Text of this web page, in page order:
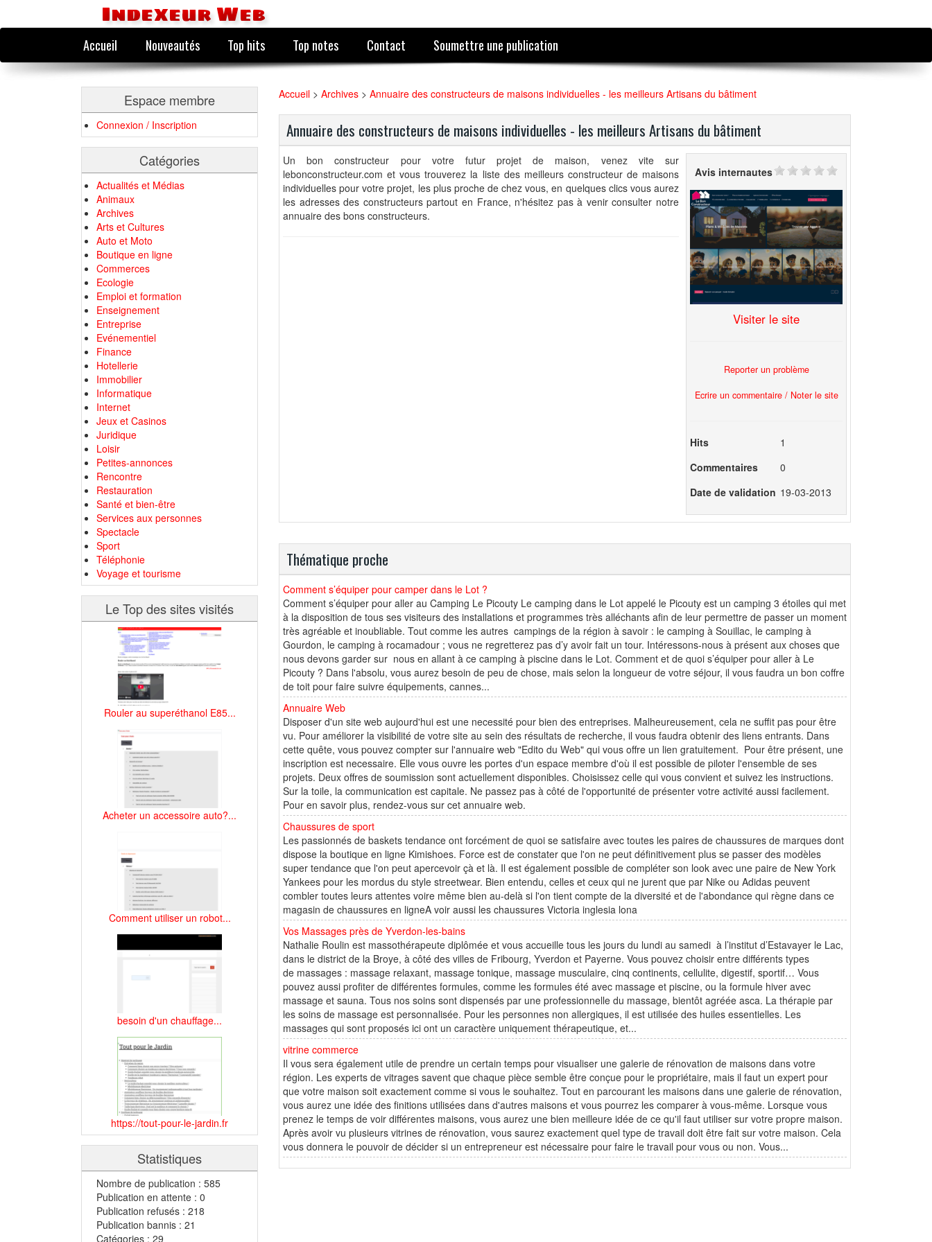
Indexeur Web
Accueil Nouveautés Top hits Top notes Contact Soumettre une publication
Espace membre
Connexion / Inscription
Catégories
Actualités et Médias
Animaux
Archives
Arts et Cultures
Auto et Moto
Boutique en ligne
Commerces
Ecologie
Emploi et formation
Enseignement
Entreprise
Evénementiel
Finance
Hotellerie
Immobilier
Informatique
Internet
Jeux et Casinos
Juridique
Loisir
Petites-annonces
Rencontre
Restauration
Santé et bien-être
Services aux personnes
Spectacle
Sport
Téléphonie
Voyage et tourisme
Le Top des sites visités
Rouler au superéthanol E85...
Acheter un accessoire auto?...
Comment utiliser un robot...
besoin d'un chauffage...
https://tout-pour-le-jardin.fr
Statistiques
Nombre de publication : 585
Publication en attente : 0
Publication refusés : 218
Publication bannis : 21
Catégories : 29
Accueil > Archives > Annuaire des constructeurs de maisons individuelles - les meilleurs Artisans du bâtiment
Annuaire des constructeurs de maisons individuelles - les meilleurs Artisans du bâtiment
Un bon constructeur pour votre futur projet de maison, venez vite sur
lebonconstructeur.com et vous trouverez la liste des meilleurs constructeur de maisons
individuelles pour votre projet, les plus proche de chez vous, en quelques clics vous aurez
les adresses des constructeurs partout en France, n'hésitez pas à venir consulter notre
annuaire des bons constructeurs.
Avis internautes
Visiter le site
Reporter un problème
Ecrire un commentaire / Noter le site
Hits
1
Commentaires
0
Date de validation 19-03-2013
Thématique proche
Comment s’équiper pour camper dans le Lot ?
Comment s’équiper pour aller au Camping Le Picouty Le camping dans le Lot appelé le Picouty est un camping 3 étoiles qui met
à la disposition de tous ses visiteurs des installations et programmes très alléchants afin de leur permettre de passer un moment
très agréable et inoubliable. Tout comme les autres campings de la région à savoir : le camping à Souillac, le camping à
Gourdon, le camping à rocamadour ; vous ne regretterez pas d’y avoir fait un tour. Intéressons-nous à présent aux choses que
nous devons garder sur nous en allant à ce camping à piscine dans le Lot. Comment et de quoi s’équiper pour aller à Le
Picouty ? Dans l'absolu, vous aurez besoin de peu de chose, mais selon la longueur de votre séjour, il vous faudra un bon coffre
de toit pour faire suivre équipements, cannes...
Annuaire Web
Disposer d'un site web aujourd'hui est une necessité pour bien des entreprises. Malheureusement, cela ne suffit pas pour être
vu. Pour améliorer la visibilité de votre site au sein des résultats de recherche, il vous faudra obtenir des liens entrants. Dans
cette quête, vous pouvez compter sur l'annuaire web "Edito du Web" qui vous offre un lien gratuitement. Pour être présent, une
inscription est necessaire. Elle vous ouvre les portes d'un espace membre d'où il est possible de piloter l'ensemble de ses
projets. Deux offres de soumission sont actuellement disponibles. Choisissez celle qui vous convient et suivez les instructions.
Sur la toile, la communication est capitale. Ne passez pas à côté de l'opportunité de présenter votre activité aussi facilement.
Pour en savoir plus, rendez-vous sur cet annuaire web.
Chaussures de sport
Les passionnés de baskets tendance ont forcément de quoi se satisfaire avec toutes les paires de chaussures de marques dont
dispose la boutique en ligne Kimishoes. Force est de constater que l'on ne peut définitivement plus se passer des modèles
super tendance que l'on peut apercevoir çà et là. Il est également possible de compléter son look avec une paire de New York
Yankees pour les mordus du style streetwear. Bien entendu, celles et ceux qui ne jurent que par Nike ou Adidas peuvent
combler toutes leurs attentes voire même bien au-delà si l'on tient compte de la diversité et de l'abondance qui règne dans ce
magasin de chaussures en ligneA voir aussi les chaussures Victoria inglesia lona
Vos Massages près de Yverdon-les-bains
Nathalie Roulin est massothérapeute diplômée et vous accueille tous les jours du lundi au samedi à l’institut d’Estavayer le Lac,
dans le district de la Broye, à côté des villes de Fribourg, Yverdon et Payerne. Vous pouvez choisir entre différents types
de massages : massage relaxant, massage tonique, massage musculaire, cinq continents, cellulite, digestif, sportif… Vous
pouvez aussi profiter de différentes formules, comme les formules été avec massage et piscine, ou la formule hiver avec
massage et sauna. Tous nos soins sont dispensés par une professionnelle du massage, bientôt agréée asca. La thérapie par
les soins de massage est personnalisée. Pour les personnes non allergiques, il est utilisée des huiles essentielles. Les
massages qui sont proposés ici ont un caractère uniquement thérapeutique, et...
vitrine commerce
Il vous sera également utile de prendre un certain temps pour visualiser une galerie de rénovation de maisons dans votre
région. Les experts de vitrages savent que chaque pièce semble être conçue pour le propriétaire, mais il faut un expert pour
que votre maison soit exactement comme si vous le souhaitez. Tout en parcourant les maisons dans une galerie de rénovation,
vous aurez une idée des finitions utilisées dans d'autres maisons et vous pourrez les comparer à vous-même. Lorsque vous
prenez le temps de voir différentes maisons, vous aurez une bien meilleure idée de ce qu'il faut utiliser sur votre propre maison.
Après avoir vu plusieurs vitrines de rénovation, vous saurez exactement quel type de travail doit être fait sur votre maison. Cela
vous donnera le pouvoir de décider si un entrepreneur est nécessaire pour faire le travail pour vous ou non. Vous...